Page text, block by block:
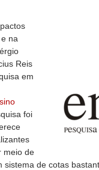
na
Reis
em
foi
meio de
de cotas